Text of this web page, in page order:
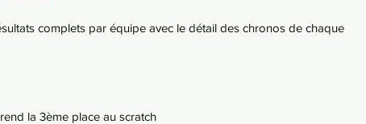
complets par équipe avec le détail des chronos de chaque
la 3ème place au scratch